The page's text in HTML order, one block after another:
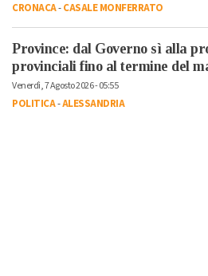
CRONACA-CASALE MONFERRATO
Province: dal Governo sì alla
provinciali fino al termine del
Venerdì, 7 Agosto 2026 - 05:55
POLITICA-ALESSANDRIA